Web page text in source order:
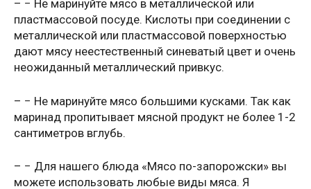
– − Не маринуйте мясо в металлической или
пластмассовой посуде. Кислоты при соединении с
металлической или пластмассовой поверхностью
дают мясу неестественный синеватый цвет и очень
неожиданный металлический привкус.
– − Не маринуйте мясо большими кусками. Так как
маринад пропитывает мясной продукт не более 1-2
сантиметров вглубь.
– − Для нашего блюда «Мясо по-запорожски» вы
можете использовать любые виды мяса. Я